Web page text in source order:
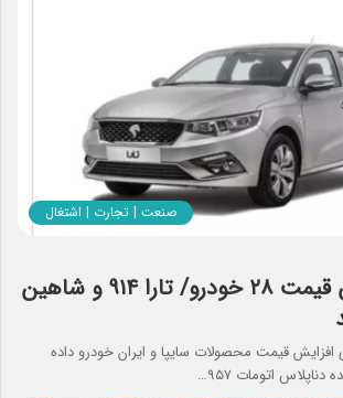
صنعت | تجارت | اشتغال
جزئیات افزایش قیمت ۲۸ خودرو/ تارا ۹۱۴ و شاهین
قیمت محصولات سایپا و ایران خودرو داده
اتومات ۹۵۷…